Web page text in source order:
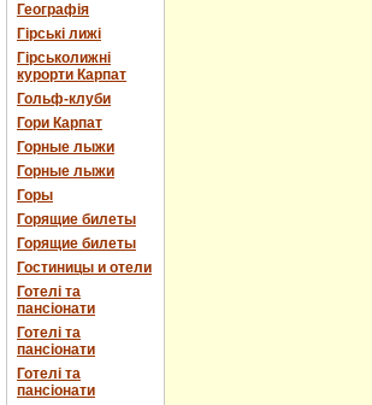
Географія
Гірські лижі
Гірськолижні
курорти Карпат
Гольф-клуби
Гори Карпат
Горные лыжи
Горные лыжи
Горы
Горящие билеты
Горящие билеты
Гостиницы и отели
Готелі та
пансіонати
Готелі та
пансіонати
Готелі та
пансіонати